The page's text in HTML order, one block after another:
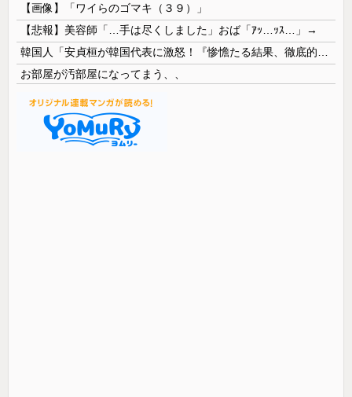
【画像】「ワイらのゴマキ（３９）」
【悲報】美容師「…手は尽くしました」おば「ｱｯ…ｯｽ…」→
お部屋が汚部屋になってまう、、